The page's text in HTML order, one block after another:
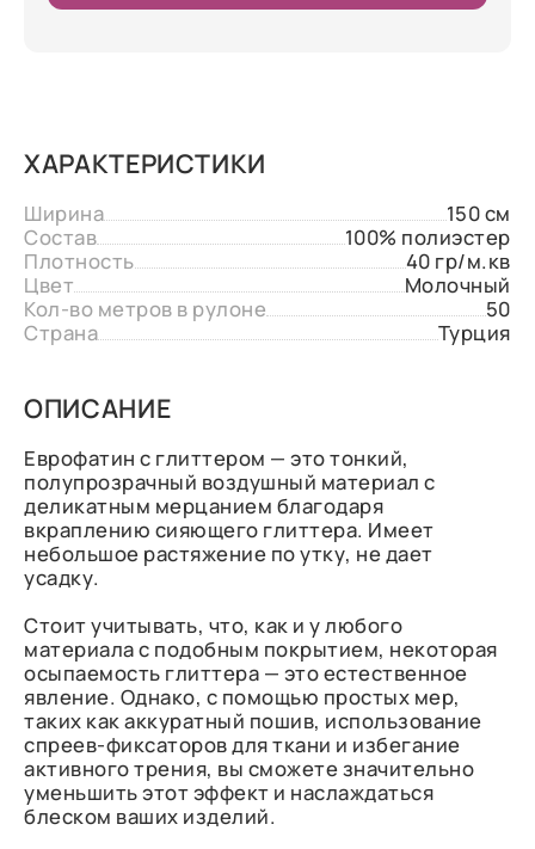
ХАРАКТЕРИСТИКИ
Ширина
150 см
Состав
100% полиэстер
Плотность
40 гр/м.кв
Цвет
Молочный
Кол-во метров в рулоне
50
Страна
Турция
ОПИСАНИЕ
Еврофатин с глиттером — это тонкий,
полупрозрачный воздушный материал с
деликатным мерцанием благодаря
вкраплению сияющего глиттера. Имеет
небольшое растяжение по утку, не дает
усадку.
Стоит учитывать, что, как и у любого
материала с подобным покрытием, некоторая
осыпаемость глиттера — это естественное
явление. Однако, с помощью простых мер,
таких как аккуратный пошив, использование
спреев-фиксаторов для ткани и избегание
активного трения, вы сможете значительно
уменьшить этот эффект и наслаждаться
блеском ваших изделий.